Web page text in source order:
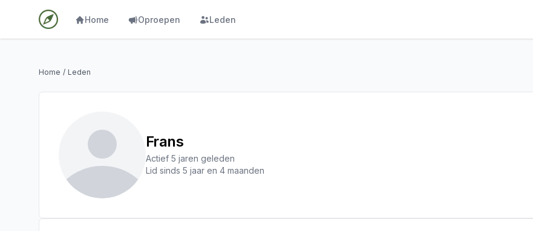
Home Oproepen Leden
Home / Leden
Frans
Actief 5 jaren geleden
Lid sinds 5 jaar en 4 maanden